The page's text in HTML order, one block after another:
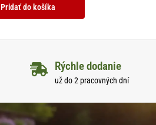
Pridať do košíka
Rýchle dodanie
už do 2 pracovných dní